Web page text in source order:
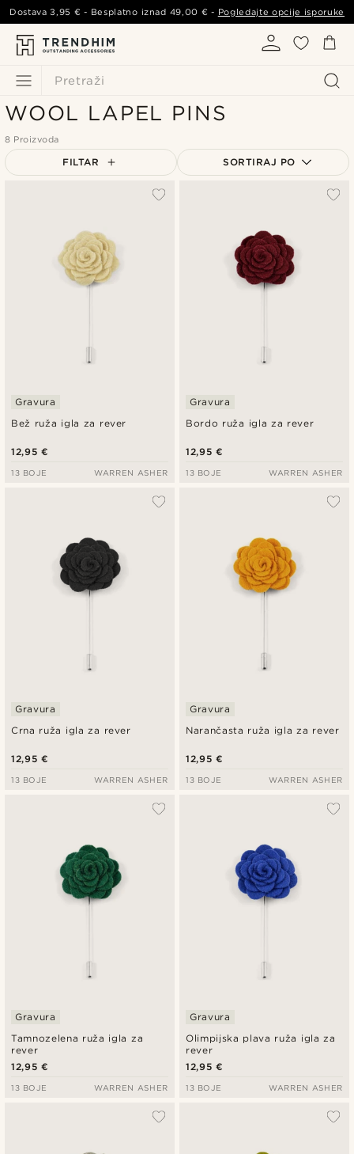
Pretraži
Dostava3,95 € - Besplatno iznad 49,00 € - Pogledajte opcije isporuke
WOOL LAPEL PINS
8 Proizvoda
FILTAR SORTIRAJ PO
Najniža cijena
Najviša cijena
Bež ruža igla za rever
Gravura
12,95 €
13 BOJE WARREN ASHER
Bordo ruža igla za rever
Gravura
12,95 €
13 BOJE WARREN ASHER
Crna ruža igla za rever
Gravura
12,95 €
13 BOJE WARREN ASHER
Narančasta ruža igla za rever
Gravura
12,95 €
13 BOJE WARREN ASHER
Tamnozelena ruža igla za
rever
Gravura
12,95 €
13 BOJE WARREN ASHER
Olimpijska plava ruža igla za
rever
Gravura
12,95 €
13 BOJE WARREN ASHER